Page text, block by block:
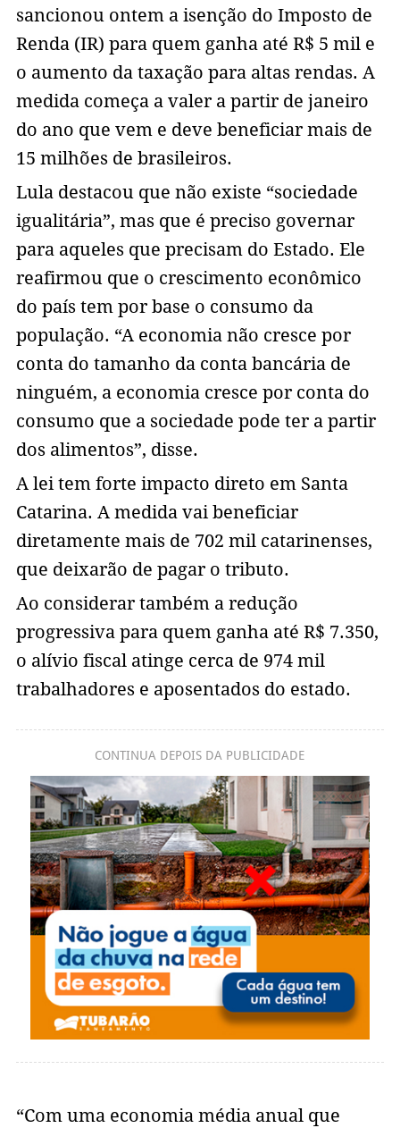
sancionou ontem a isenção do Imposto de
Renda (IR) para quem ganha até R$ 5 mil e
o aumento da taxação para altas rendas. A
medida começa a valer a partir de janeiro
do ano que vem e deve beneficiar mais de
15 milhões de brasileiros.
Lula destacou que não existe “sociedade
igualitária”, mas que é preciso governar
para aqueles que precisam do Estado. Ele
reafirmou que o crescimento econômico
do país tem por base o consumo da
população. “A economia não cresce por
conta do tamanho da conta bancária de
ninguém, a economia cresce por conta do
consumo que a sociedade pode ter a partir
dos alimentos”, disse.
A lei tem forte impacto direto em Santa
Catarina. A medida vai beneficiar
diretamente mais de 702 mil catarinenses,
que deixarão de pagar o tributo.
Ao considerar também a redução
progressiva para quem ganha até R$ 7.350,
o alívio fiscal atinge cerca de 974 mil
trabalhadores e aposentados do estado.
CONTINUA DEPOIS DA PUBLICIDADE
“Com uma economia média anual que